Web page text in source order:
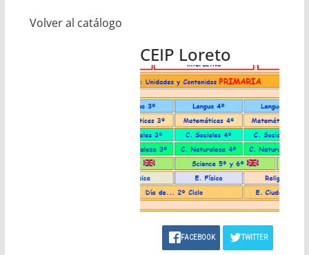
Volver al catálogo
CEIP Loreto
FACEBOOK TWITTER